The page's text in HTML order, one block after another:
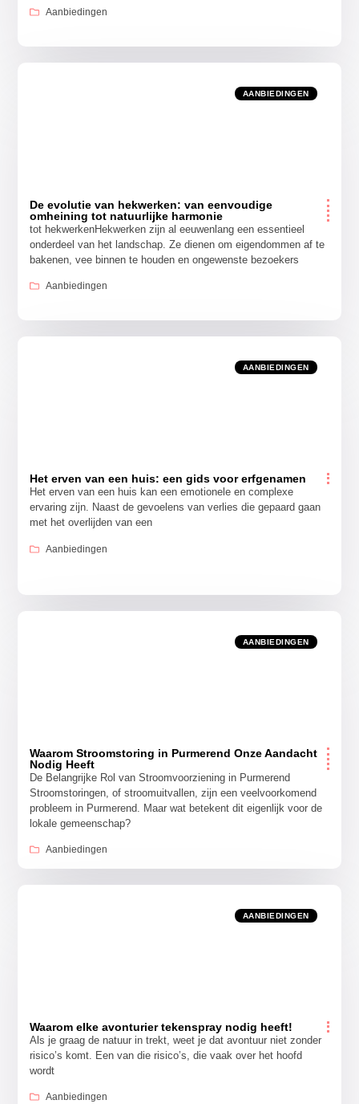
Aanbiedingen
AANBIEDINGEN
De evolutie van hekwerken: van eenvoudige
omheining tot natuurlijke harmonie
tot hekwerkenHekwerken zijn al eeuwenlang een essentieel
onderdeel van het landschap. Ze dienen om eigendommen af te
bakenen, vee binnen te houden en ongewenste bezoekers
Aanbiedingen
AANBIEDINGEN
Het erven van een huis: een gids voor erfgenamen
Het erven van een huis kan een emotionele en complexe
ervaring zijn. Naast de gevoelens van verlies die gepaard gaan
met het overlijden van een
Aanbiedingen
AANBIEDINGEN
Waarom Stroomstoring in Purmerend Onze Aandacht
Nodig Heeft
De Belangrijke Rol van Stroomvoorziening in Purmerend
Stroomstoringen, of stroomuitvallen, zijn een veelvoorkomend
probleem in Purmerend. Maar wat betekent dit eigenlijk voor de
lokale gemeenschap?
Aanbiedingen
AANBIEDINGEN
Waarom elke avonturier tekenspray nodig heeft!
Als je graag de natuur in trekt, weet je dat avontuur niet zonder
risico’s komt. Een van die risico’s, die vaak over het hoofd
wordt
Aanbiedingen